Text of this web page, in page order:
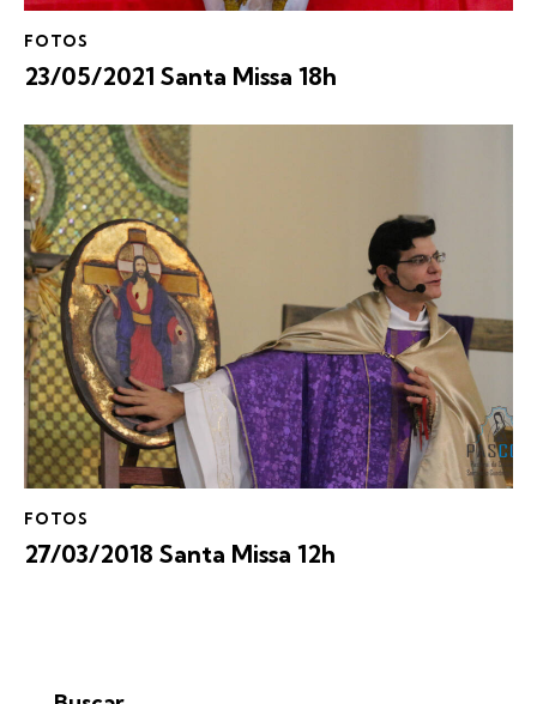
FOTOS
23/05/2021 Santa Missa 18h
FOTOS
27/03/2018 Santa Missa 12h